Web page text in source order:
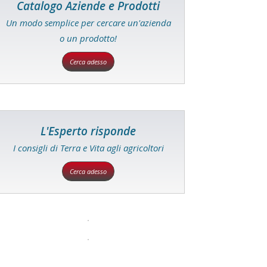
Catalogo Aziende e Prodotti
Un modo semplice per cercare un'azienda
o un prodotto!
Cerca adesso
L'Esperto risponde
I consigli di Terra e Vita agli agricoltori
Cerca adesso